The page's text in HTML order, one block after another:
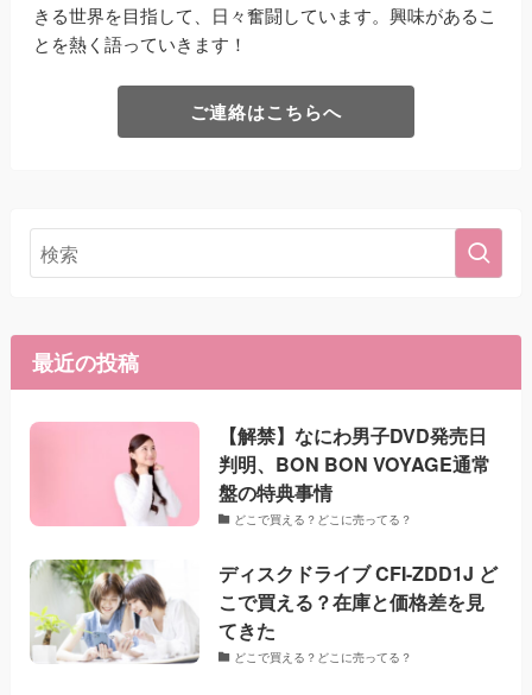
きる世界を目指して、日々奮闘しています。興味があるこ
とを熱く語っていきます！
ご連絡はこちらへ
最近の投稿
【解禁】なにわ男子DVD発売日
判明、BON BON VOYAGE通常
盤の特典事情
どこで買える？どこに売ってる？
ディスクドライブ CFI-ZDD1J ど
こで買える？在庫と価格差を見
てきた
どこで買える？どこに売ってる？